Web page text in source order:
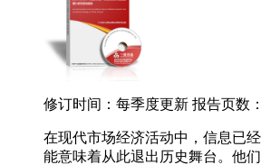
修订时间：每季度更新 报告页数
在现代市场经济活动中，信息已
能意味着从此退出历史舞台。他